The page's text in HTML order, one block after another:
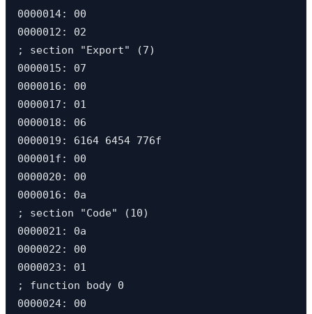
0000014: 00
0000012: 02
; section "Export" (7)
0000015: 07
0000016: 00
0000017: 01
0000018: 06
0000019: 6164 6454 776f
000001f: 00
0000020: 00
0000016: 0a
; section "Code" (10)
0000021: 0a
0000022: 00
0000023: 01
; function body 0
0000024: 00